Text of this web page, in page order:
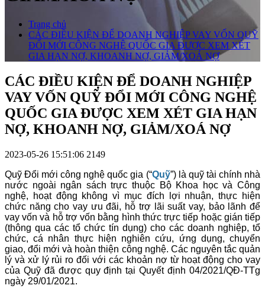
Trang chủ
CÁC ĐIỀU KIỆN ĐỂ DOANH NGHIỆP VAY VỐN QUỸ
ĐỔI MỚI CÔNG NGHỆ QUỐC GIA ĐƯỢC XEM XÉT
GIA HẠN NỢ, KHOANH NỢ, GIẢM/XOÁ NỢ
CÁC ĐIỀU KIỆN ĐỂ DOANH NGHIỆP
VAY VỐN QUỸ ĐỔI MỚI CÔNG NGHỆ
QUỐC GIA ĐƯỢC XEM XÉT GIA HẠN
NỢ, KHOANH NỢ, GIẢM/XOÁ NỢ
2023-05-26 15:51:06 2149
Quỹ Đổi mới công nghệ quốc gia (“Quỹ”) là quỹ tài chính nhà
nước ngoài ngân sách trực thuộc Bộ Khoa học và Công
nghệ, hoạt động không vì mục đích lợi nhuận, thực hiện
chức năng cho vay ưu đãi, hỗ trợ lãi suất vay, bảo lãnh để
vay vốn và hỗ trợ vốn bằng hình thức trực tiếp hoặc gián tiếp
(thông qua các tổ chức tín dụng) cho các doanh nghiệp, tổ
chức, cá nhân thực hiện nghiên cứu, ứng dụng, chuyển
giao, đổi mới và hoàn thiện công nghệ. Các nguyên tắc quản
lý và xử lý rủi ro đối với các khoản nợ từ hoạt động cho vay
của Quỹ đã được quy định tại Quyết định 04/2021/QĐ-TTg
ngày 29/01/2021.